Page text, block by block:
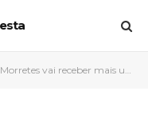
Morretes vai receber mais uma edição do festival multicultural LENDAA